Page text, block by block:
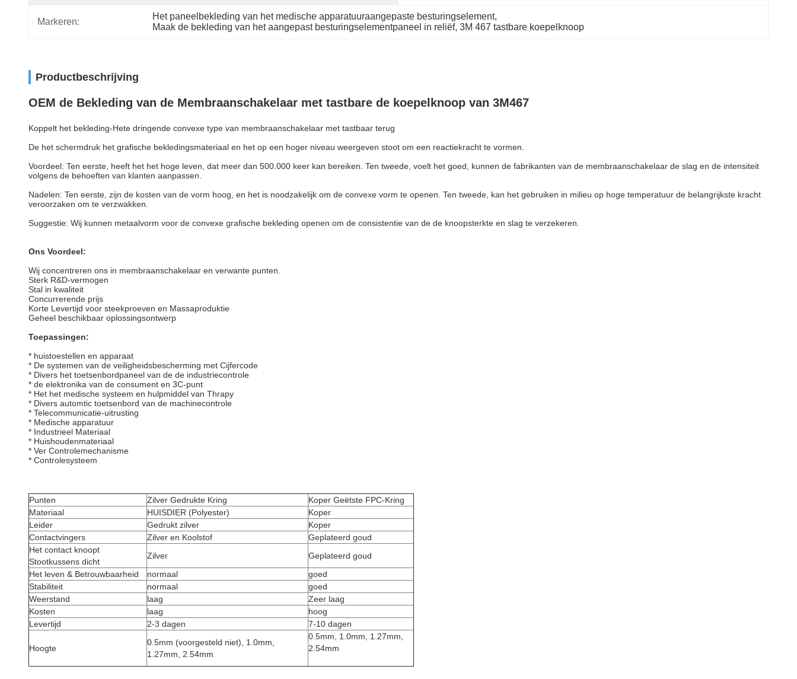
Markeren:
Het paneelbekleding van het medische apparatuuraangepaste besturingselement,
Maak de bekleding van het aangepast besturingselementpaneel in reliëf, 3M 467 tastbare koepelknoop
Productbeschrijving
OEM de Bekleding van de Membraanschakelaar met tastbare de koepelknoop van 3M467
Koppelt het bekleding-Hete dringende convexe type van membraanschakelaar met tastbaar terug
De het schermdruk het grafische bekledingsmateriaal en het op een hoger niveau weergeven stoot om een reactiekracht te vormen.
Voordeel: Ten eerste, heeft het het hoge leven, dat meer dan 500.000 keer kan bereiken. Ten tweede, voelt het goed, kunnen de fabrikanten van de membraanschakelaar de slag en de intensiteit
volgens de behoeften van klanten aanpassen.
Nadelen: Ten eerste, zijn de kosten van de vorm hoog, en het is noodzakelijk om de convexe vorm te openen. Ten tweede, kan het gebruiken in milieu op hoge temperatuur de belangrijkste kracht
veroorzaken om te verzwakken.
Suggestie: Wij kunnen metaalvorm voor de convexe grafische bekleding openen om de consistentie van de de knoopsterkte en slag te verzekeren.
Ons Voordeel:
Wij concentreren ons in membraanschakelaar en verwante punten.
Sterk R&D-vermogen
Stal in kwaliteit
Concurrerende prijs
Korte Levertijd voor steekproeven en Massaproduktie
Geheel beschikbaar oplossingsontwerp
Toepassingen:
* huistoestellen en apparaat
* De systemen van de veiligheidsbescherming met Cijfercode
* Divers het toetsenbordpaneel van de de industriecontrole
* de elektronika van de consument en 3C-punt
* Het het medische systeem en hulpmiddel van Thrapy
* Divers automtic toetsenbord van de machinecontrole
* Telecommunicatie-uitrusting
* Medische apparatuur
* Industrieel Materiaal
* Huishoudenmateriaal
* Ver Controlemechanisme
* Controlesysteem
Punten Zilver Gedrukte Kring
Koper Geëtste FPC-Kring
Materiaal
HUISDIER (Polyester)
Koper
Leider
Gedrukt zilver
Koper
Contactvingers
Zilver en Koolstof
Geplateerd goud
Het contact knoopt
Stootkussens dicht
Zilver
Geplateerd goud
Het leven & Betrouwbaarheid
normaal
goed
Stabiliteit
normaal
goed
Weerstand
laag
Zeer laag
Kosten
laag
hoog
Levertijd
2-3 dagen 7-10 dagen
Hoogte
0.5mm (voorgesteld niet), 1.0mm,
1.27mm, 2.54mm
0.5mm, 1.0mm, 1.27mm,
2.54mm